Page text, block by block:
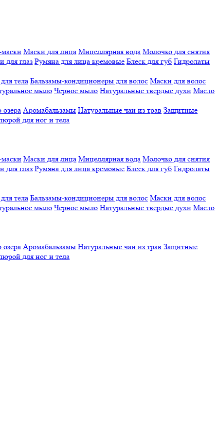
Маски для лица Мицеллярная вода Молочко для снятия
для глаз Румяна для лица кремовые Блеск для губ Гидролаты
тела Бальзамы-кондиционеры для волос Маски для волос
мыло Черное мыло Натуральные твердые духи Масло
озера Аромабальзамы Натуральные чаи из трав Защитные
для ног и тела
Маски для лица Мицеллярная вода Молочко для снятия
для глаз Румяна для лица кремовые Блеск для губ Гидролаты
тела Бальзамы-кондиционеры для волос Маски для волос
мыло Черное мыло Натуральные твердые духи Масло
озера Аромабальзамы Натуральные чаи из трав Защитные
для ног и тела